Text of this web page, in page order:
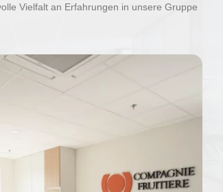
Vielfalt an Erfahrungen in unsere Gruppe